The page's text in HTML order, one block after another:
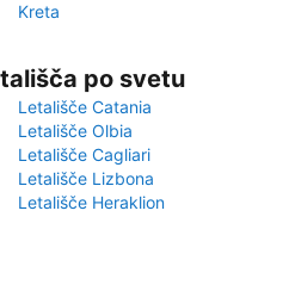
Kreta
po svetu
Letališče Catania
Letališče Olbia
Letališče Cagliari
Letališče Lizbona
Letališče Heraklion